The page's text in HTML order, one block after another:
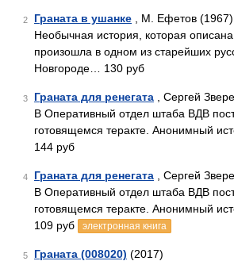
2 Граната в ушанке , М. Ефетов (1967)
Необычная история, которая описана
произошла в одном из старейших
Новгороде… 130 руб
3 Граната для ренегата , Сергей
В Оперативный отдел штаба ВДВ
готовящемся теракте. Анонимный
144 руб
4 Граната для ренегата , Сергей
В Оперативный отдел штаба ВДВ
готовящемся теракте. Анонимный
109 руб
электронная книга
5 Граната (008020) (2017)